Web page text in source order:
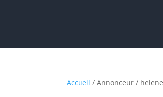
Accueil / Annonceur / helene